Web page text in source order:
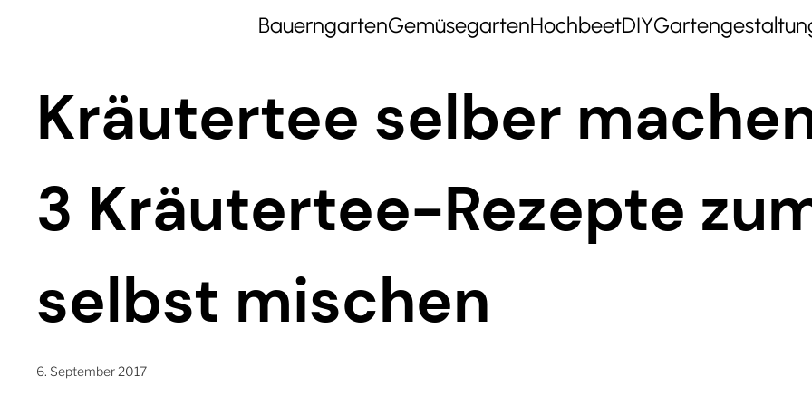
BauerngartenGemüsegartenHochbeetDIY
Kräutertee selber
3 Kräutertee-Rezepte
selbst mischen
6. September 2017